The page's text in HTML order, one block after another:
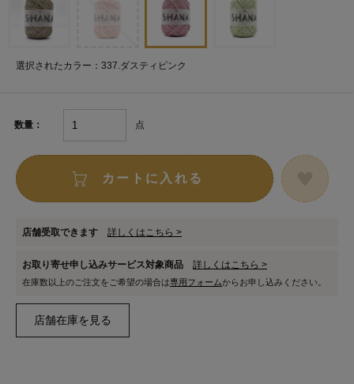
選択されたカラー：337.ダスティピンク
数量： 点
カートに入れる
店舗受取できます 詳しくはこちら >
お取り寄せ申し込みサービス対象商品 詳しくはこちら >
在庫数以上のご注文をご希望の場合は専用フォームからお申し込みください。